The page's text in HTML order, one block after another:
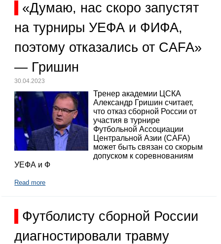
«Думаю, нас скоро запустят
на турниры УЕФА и ФИФА,
поэтому отказались от CAFA»
— Гришин
30.04.2023
Тренер академии ЦСКА
Александр Гришин считает,
что отказ сборной России от
участия в турнире
Футбольной Ассоциации
Центральной Азии (CAFA)
может быть связан со скорым
допуском к соревнованиям
УЕФА и Ф
Read more
Футболисту сборной России
диагностировали травму